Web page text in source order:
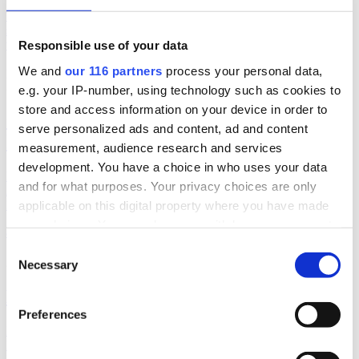
Responsible use of your data
We and our 116 partners process your personal data,
e.g. your IP-number, using technology such as cookies to
store and access information on your device in order to
serve personalized ads and content, ad and content
measurement, audience research and services
development. You have a choice in who uses your data
and for what purposes. Your privacy choices are only
applicable on this digital property where you have made
the Privacy trigger icon.
Find out more about how your personal data is processed
and set your preferences in the
Selection
Necessary
Preferences
Två politiker är klara när musikfestivalen Way out West återinför
vanligtvis leder Svenska Nyheter i SVT.
politik
2026-06-23, 17:41
”Ebba Buschs Sverigedröm kräver
hårdare auktoritet”
Retorikkonsulten Camilla Eriksson analyserar partiledartalen i
Almedalen via sin proprietära varumärkesmodell Field of Meaning.
Först ut är KD-ledaren Ebba Busch tal.
almedalen 2026politik
2026-06-23, 12:10
Moderaten Christian Holm lämnar sina politiska uppdrag i Karlstad